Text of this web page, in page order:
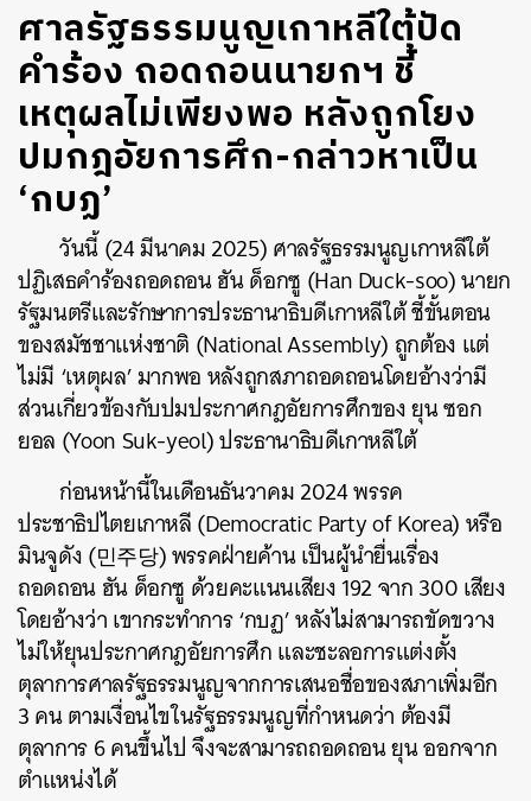
ศาลรัฐธรรมนูญเกาหลีใต้ปัด
คำร้อง ถอดถอนนายกฯ ชี้
เหตุผลไม่เพียงพอ หลังถูกโยง
ปมกฎอัยการศึก-กล่าวหาเป็น
‘กบฏ’
วันนี้ (24 มีนาคม 2025) ศาลรัฐธรรมนูญเกาหลีใต้
ปฏิเสธคำร้องถอดถอน ฮัน ด็อกซู (Han Duck-soo) นายก
รัฐมนตรีและรักษาการประธานาธิบดีเกาหลีใต้ ชี้ขั้นตอน
ของสมัชชาแห่งชาติ (National Assembly) ถูกต้อง แต่
ไม่มี ‘เหตุผล’ มากพอ หลังถูกสภาถอดถอนโดยอ้างว่ามี
ส่วนเกี่ยวข้องกับปมประกาศกฎอัยการศึกของ ยุน ซอก
ยอล (Yoon Suk-yeol) ประธานาธิบดีเกาหลีใต้
ก่อนหน้านี้ในเดือนธันวาคม 2024พรรค
ประชาธิปไตยเกาหลี (Democratic Party of Korea) หรือ
มินจูดัง (민주당) พรรคฝ่ายค้าน เป็นผู้นำยื่นเรื่อง
ถอดถอน ฮัน ด็อกซู ด้วยคะแนนเสียง 192 จาก 300 เสียง
โดยอ้างว่า เขากระทำการ ‘กบฏ’ หลังไม่สามารถขัดขวาง
ไม่ให้ยุนประกาศกฎอัยการศึก และชะลอการแต่งตั้ง
ตุลาการศาลรัฐธรรมนูญจากการเสนอชื่อของสภาเพิ่มอีก
3 คน ตามเงื่อนไขในรัฐธรรมนูญที่กำหนดว่า ต้องมี
ตุลาการ 6 คนขึ้นไป จึงจะสามารถถอดถอน ยุน ออกจาก
ตำแหน่งได้